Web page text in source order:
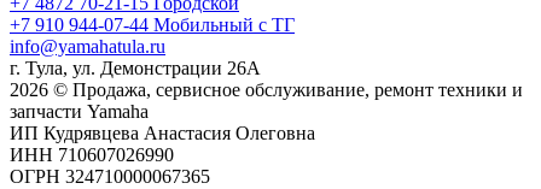
+7 910 944-07-44 Мобильный с ТГ
info@yamahatula.ru
г. Тула, ул. Демонстрации 26А
2026 © Продажа, сервисное обслуживание, ремонт техники и
запчасти Yamaha
ИП Кудрявцева Анастасия Олеговна
ИНН 710607026990
ОГРН 324710000067365